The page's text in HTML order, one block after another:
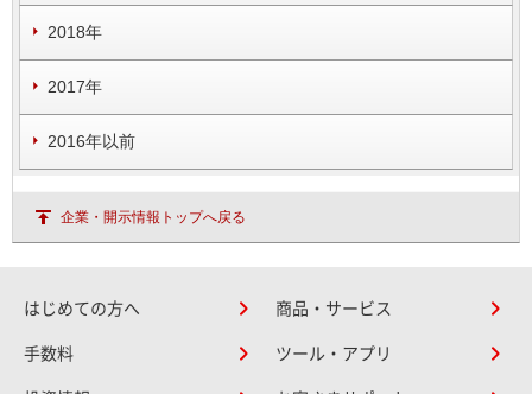
2018年
2017年
2016年以前
企業・開示情報トップへ戻る
はじめての方へ 商品・サービス
手数料 ツール・アプリ